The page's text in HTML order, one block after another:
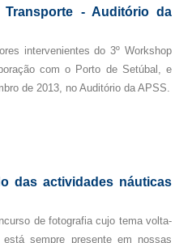
- Auditório da
intervenientes do 3º Workshop
com o Porto de Setúbal, e
de 2013, no Auditório da APSS.
das actividades náuticas
de fotografia cujo tema volta-
sempre presente em nossas